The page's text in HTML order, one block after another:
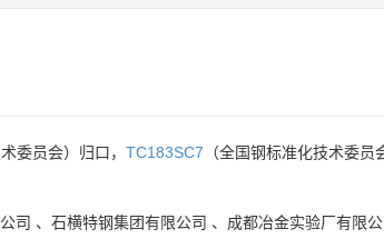
委员会）归口， TC183SC7 （全国钢标准化技术委
司 、 石横特钢集团有限公司 、 成都冶金实验厂有限